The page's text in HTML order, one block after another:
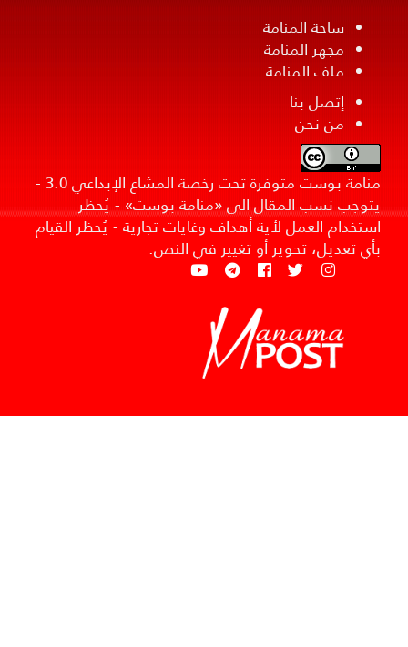
ساحة المنامة
مجهر المنامة
ملف المنامة
إتصل بنا
من نحن
منامة بوست متوفرة تحت رخصة المشاع الإبداعي 3.0 -
يتوجب نسب المقال الى «منامة بوست» - يُحظر
استخدام العمل لأية أهداف وغايات تجارية - يُحظر القيام
بأي تعديل، تحوير أو تغيير في النص.